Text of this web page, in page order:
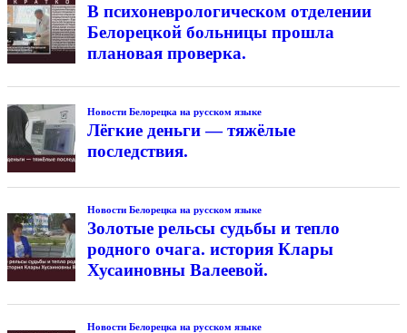
В психоневрологическом отделении
Белорецкой больницы прошла
плановая проверка.
Новости Белорецка на русском языке
Лёгкие деньги — тяжёлые
последствия.
Новости Белорецка на русском языке
Золотые рельсы судьбы и тепло
родного очага. история Клары
Хусаиновны Валеевой.
Новости Белорецка на русском языке